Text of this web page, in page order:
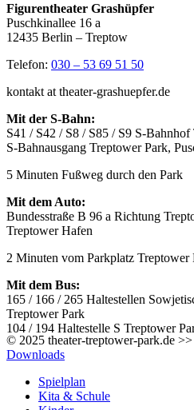
Figurentheater Grashüpfer
Puschkinallee 16 a
12435 Berlin – Treptow
Telefon: 030 – 53 69 51 50
kontakt at theater-grashuepfer.de
Mit der S-Bahn:
S41 / S42 / S8 / S85 / S9 S-
S-Bahnausgang Treptower Park,
5 Minuten Fußweg durch den Park
Mit dem Auto:
Bundesstraße B 96 a Richtung
Treptower Hafen
2 Minuten vom Parkplatz Treptower
Mit dem Bus:
165 / 166 / 265 Haltestellen
Treptower Park
104 / 194 Haltestelle S Treptower
© 2025 theater-treptower-park.de >>
Downloads
Spielplan
Kita & Schule